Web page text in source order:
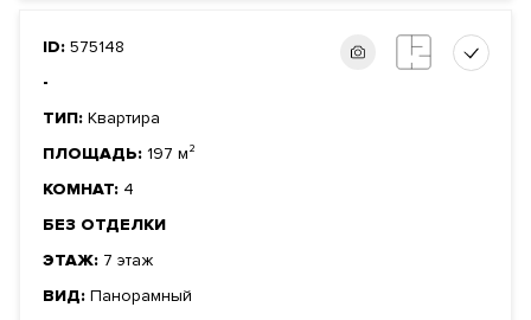
ID: 575148
-
ТИП: Квартира
ПЛОЩАДЬ: 197 м²
КОМНАТ: 4
БЕЗ ОТДЕЛКИ
ЭТАЖ: 7 этаж
ВИД: Панорамный